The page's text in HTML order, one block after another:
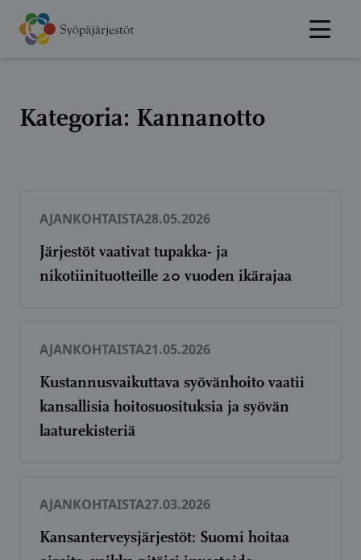
Hyppää
sisältöön
Kategoria: Kannanotto
AJANKOHTAISTA28.05.2026
Järjestöt vaativat tupakka- ja
nikotiinituotteille 20 vuoden ikärajaa
AJANKOHTAISTA21.05.2026
Kustannusvaikuttava syövänhoito vaatii
kansallisia hoitosuosituksia ja syövän
laaturekisteriä
AJANKOHTAISTA27.03.2026
Kansanterveysjärjestöt: Suomi hoitaa